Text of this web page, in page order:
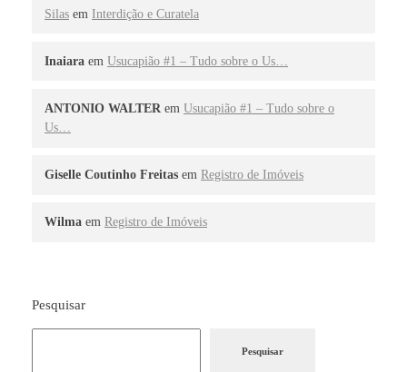
Silas em Interdição e Curatela
Inaiara em Usucapião #1 – Tudo sobre o Us…
ANTONIO WALTER em Usucapião #1 – Tudo sobre o
Us…
Giselle Coutinho Freitas em Registro de Imóveis
Wilma em Registro de Imóveis
Pesquisar
Pesquisar